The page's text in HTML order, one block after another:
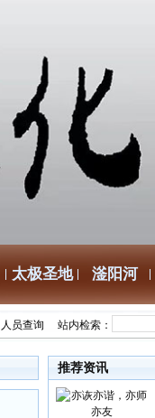
太极圣地 滏阳河
人员查询 站内检索：
推荐资讯